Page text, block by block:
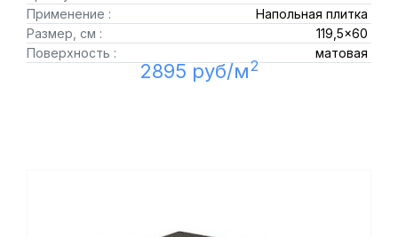
Применение :
Напольная плитка
Размер, см :
119,5x60
Поверхность :
матовая
2895 руб/м2